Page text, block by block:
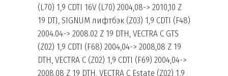
(L70) 1,9 CDTI 16V (L70) 2004,08-> 2010,10 Z
19 DTJ, SIGNUM лифтбэк (Z03) 1,9 CDTI (F48)
2004.04-> 2008.02 Z 19 DTH, VECTRA C GTS
(Z02) 1,9 CDTI (F68) 2004,04-> 2008,08 Z 19
DTH, VECTRA C (Z02) 1,9 CDTI (F69) 2004,04->
2008,08 Z 19 DTH, VECTRA C Estate (Z02) 1,9